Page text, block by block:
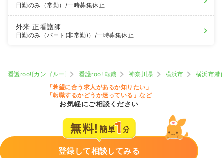
日勤のみ（常勤） /一時募集休止
外来正看護師
日勤のみ（パート(非常勤)） /一時募集休止
看護roo![カンゴルー] 看護roo! 転職 神奈川県 横浜市
横浜市港
「希望に合う求人があるか知りたい」
「転職するかどうか迷っている」など
お気軽にご相談ください
登録して相談してみる